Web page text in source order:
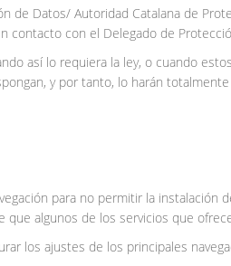
de Datos/ Autoridad Catalana de
con el Delegado de
así lo requiera la ley, o cuando
y por tanto, lo harán
para no permitir la instalación
algunos de los servicios que
los ajustes de los principales